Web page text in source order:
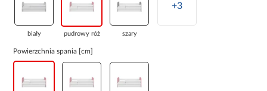
biały pudrowy róż szary
+3
Powierzchnia spania [cm]